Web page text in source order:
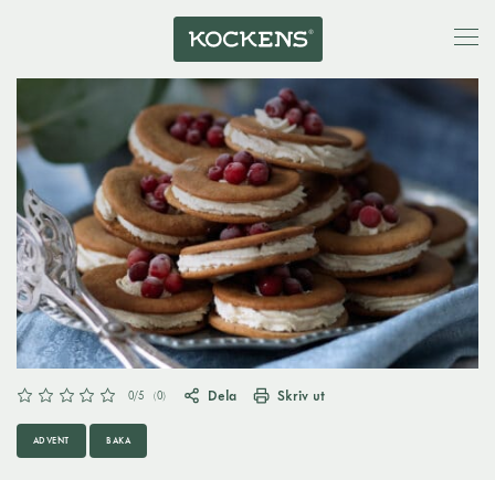
0/5 (0) Dela Skriv ut
ADVENT BAKA